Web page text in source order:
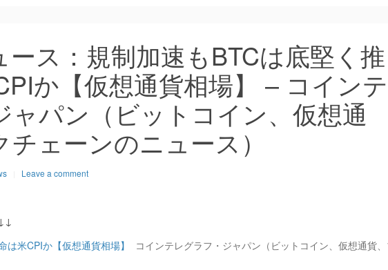
ス：規制加速もBTCは底堅く推
か【仮想通貨相場】 – コインテ
ャパン（ビットコイン、仮想通
ェーンのニュース）
Leave a comment
米CPIか【仮想通貨相場】
コインテレグラフ・ジャパン（ビットコイン、仮想通貨